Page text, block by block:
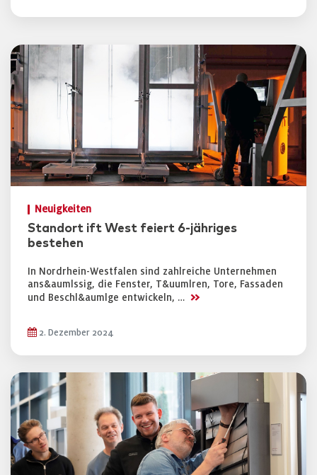
Neuigkeiten
Standort ift West feiert 6-jähriges
bestehen
In Nordrhein-Westfalen sind zahlreiche Unternehmen
ans&aumlssig, die Fenster, T&uumlren, Tore, Fassaden
und Beschl&aumlge entwickeln, … >>
2. Dezember 2024